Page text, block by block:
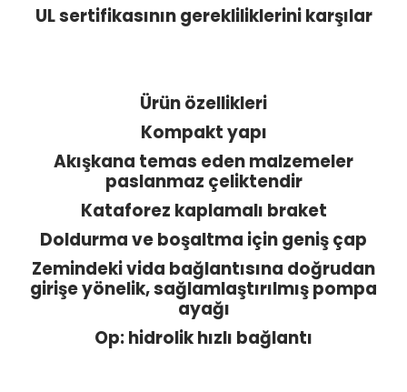
UL sertifikasının gerekliliklerini karşılar
Ürün özellikleri
Kompakt yapı
Akışkana temas eden malzemeler
paslanmaz çeliktendir
Kataforez kaplamalı braket
Doldurma ve boşaltma için geniş çap
Zemindeki vida bağlantısına doğrudan
girişe yönelik, sağlamlaştırılmış pompa
ayağı
Op: hidrolik hızlı bağlantı